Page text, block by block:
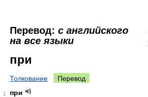
Перевод: с английского
на все языки
при
Толкование Перевод
1
при